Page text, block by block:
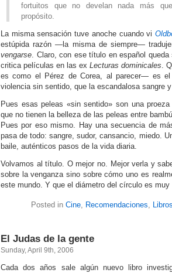
fortuitos que no develan nada más
propósito.
La misma sensación tuve anoche cuando vi
estúpida razón —la misma de siempre—
vengarse. Claro, con ese título en español
critica películas en las ex Lecturas dominicales.
es como el Pérez de Corea, al parecer— es el
violencia sin sentido, que la escandalosa sangre
Pues esas peleas «sin sentido» son una
que no tienen la belleza de las peleas entre
Pues por eso mismo. Hay una secuencia de
pasa de todo: sangre, sudor, cansancio, miedo.
baile, auténticos pasos de la vida diaria.
Volvamos al título. O mejor no. Mejor verla y
sobre la venganza sino sobre cómo uno es
este mundo. Y que el diámetro del círculo es muy
Posted in Cine, Recomendaciones,
El Judas de la gente
Sunday, April 9th, 2006
Cada dos años sale algún nuevo libro